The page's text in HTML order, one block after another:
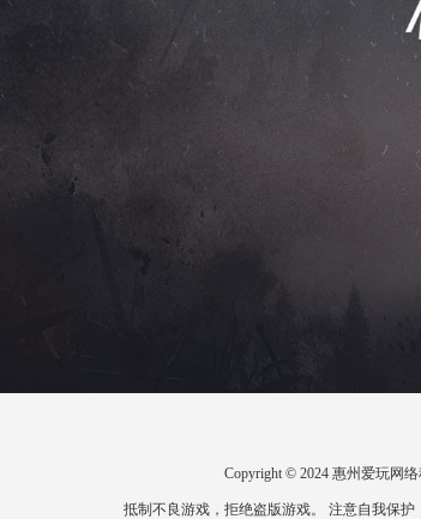
Copyright © 2024 惠州爱玩网
抵制不良游戏，拒绝盗版游戏。 注意自我保